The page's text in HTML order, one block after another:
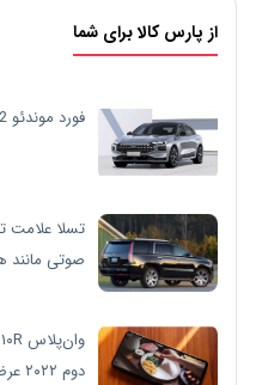
از پارس کالا برای شما
فورد موندئو 2022 برای بازار چین معرفی شد
تسلا علامت
صوتی مانند
دوم ۲۰۲۲ عرضه می‌شود